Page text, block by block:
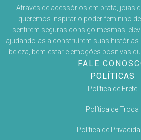
Através de acessórios em prata, joias
queremos inspirar o poder feminino
sentirem seguras consigo mesmas,
ajudando-as a construírem suas histórias
beleza, bem-estar e emoções positivas
FALE
POLÍTICAS
Política de Frete
Política de Troca
Política de